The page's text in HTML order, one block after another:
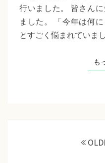
行いました。 皆さん
ました。 「今年は何
とすごく悩まれていま
も